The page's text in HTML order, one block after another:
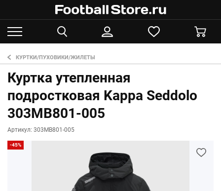
КУРТКИ/ПУХОВИКИ/ЖИЛЕТЫ
Куртка утепленная
подростковая Kappa Seddolo
303MB801-005
Артикул: 303MB801-005
-45%